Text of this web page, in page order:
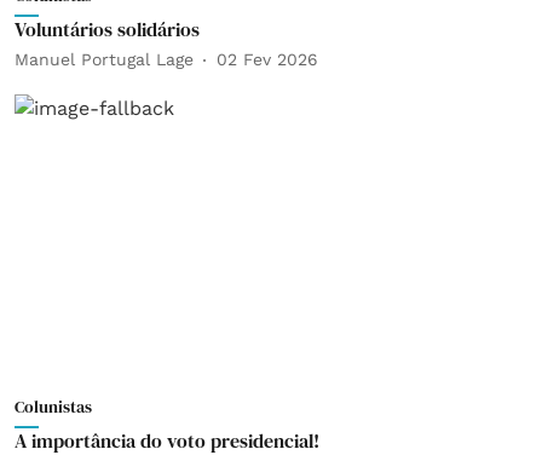
Voluntários solidários
Manuel Portugal Lage 02 Fev 2026
Colunistas
A importância do voto presidencial!